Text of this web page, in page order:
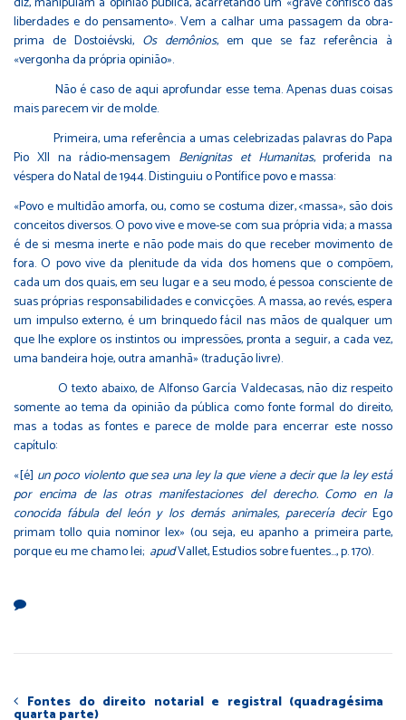
liberdades e do pensamento». Vem a calhar uma passagem da obra-
prima de Dostoiévski, Os demônios, em que se faz referência à
«vergonha da própria opinião».
Não é caso de aqui aprofundar esse tema. Apenas duas coisas
mais parecem vir de molde.
Primeira, uma referência a umas celebrizadas palavras do Papa
Pio XII na rádio-mensagem Benignitas et Humanitas, proferida na
véspera do Natal de 1944. Distinguiu o Pontífice povo e massa:
«Povo e multidão amorfa, ou, como se costuma dizer, <massa», são dois
conceitos diversos. O povo vive e move-se com sua própria vida; a massa
é de si mesma inerte e não pode mais do que receber movimento de
fora. O povo vive da plenitude da vida dos homens que o compõem,
cada um dos quais, em seu lugar e a seu modo, é pessoa consciente de
suas próprias responsabilidades e convicções. A massa, ao revés, espera
um impulso externo, é um brinquedo fácil nas mãos de qualquer um
que lhe explore os instintos ou impressões, pronta a seguir, a cada vez,
uma bandeira hoje, outra amanhã» (tradução livre).
O texto abaixo, de Alfonso García Valdecasas, não diz respeito
somente ao tema da opinião da pública como fonte formal do direito,
mas a todas as fontes e parece de molde para encerrar este nosso
capítulo:
«[é] un poco violento que sea una ley la que viene a decir que la ley está
por encima de las otras manifestaciones del derecho. Como en la
conocida fábula del león y los demás animales, parecería decirEgo
primam tollo quia nominor lex» (ou seja, eu apanho a primeira parte,
porque eu me chamo lei; apudVallet, Estudios sobre fuentes…, p. 170).
Fontes do direito notarial e registral (quadragésima
quarta parte)